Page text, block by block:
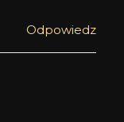
Odpowiedz